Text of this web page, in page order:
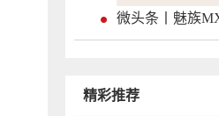
微头条丨魅族
精彩推荐